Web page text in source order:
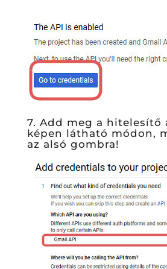
7. Add meg a hitelesítő
képen látható módon,
az alsó gombra!